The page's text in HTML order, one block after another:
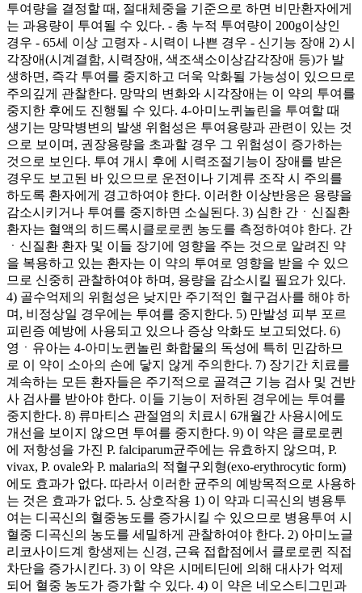
투여량을 결정할 때, 절대체중을 기준으로 하면 비만환자에게
는 과용량이 투여될 수 있다. - 총 누적 투여량이 200g이상인
경우 - 65세 이상 고령자 - 시력이 나쁜 경우 - 신기능 장애 2) 시
각장애(시계결함, 시력장애, 색조색소이상감각장애 등)가 발
생하면, 즉각 투여를 중지하고 더욱 악화될 가능성이 있으므로
주의깊게 관찰한다. 망막의 변화와 시각장애는 이 약의 투여를
중지한 후에도 진행될 수 있다. 4-아미노퀴놀린을 투여할 때
생기는 망막병변의 발생 위험성은 투여용량과 관련이 있는 것
으로 보이며, 권장용량을 초과할 경우 그 위험성이 증가하는
것으로 보인다. 투여 개시 후에 시력조절기능이 장애를 받은
경우도 보고된 바 있으므로 운전이나 기계류 조작 시 주의를
하도록 환자에게 경고하여야 한다. 이러한 이상반응은 용량을
감소시키거나 투여를 중지하면 소실된다. 3) 심한 간ㆍ신질환
환자는 혈액의 히드록시클로로퀸 농도를 측정하여야 한다. 간
ㆍ신질환 환자 및 이들 장기에 영향을 주는 것으로 알려진 약
을 복용하고 있는 환자는 이 약의 투여로 영향을 받을 수 있으
므로 신중히 관찰하여야 하며, 용량을 감소시킬 필요가 있다.
4) 골수억제의 위험성은 낮지만 주기적인 혈구검사를 해야 하
며, 비정상일 경우에는 투여를 중지한다. 5) 만발성 피부 포르
피린증 예방에 사용되고 있으나 증상 악화도 보고되었다. 6)
영ㆍ유아는 4-아미노퀸놀린 화합물의 독성에 특히 민감하므
로 이 약이 소아의 손에 닿지 않게 주의한다. 7) 장기간 치료를
계속하는 모든 환자들은 주기적으로 골격근 기능 검사 및 건반
사 검사를 받아야 한다. 이들 기능이 저하된 경우에는 투여를
중지한다. 8) 류마티스 관절염의 치료시 6개월간 사용시에도
개선을 보이지 않으면 투여를 중지한다. 9) 이 약은 클로로퀸
에 저항성을 가진 P. falciparum균주에는 유효하지 않으며, P.
vivax, P. ovale와 P. malaria의 적혈구외형(exo-erythrocytic form)
에도 효과가 없다. 따라서 이러한 균주의 예방목적으로 사용하
는 것은 효과가 없다. 5. 상호작용 1) 이 약과 디곡신의 병용투
여는 디곡신의 혈중농도를 증가시킬 수 있으므로 병용투여 시
혈중 디곡신의 농도를 세밀하게 관찰하여야 한다. 2) 아미노글
리코사이드계 항생제는 신경, 근육 접합점에서 클로로퀸 직접
차단을 증가시킨다. 3) 이 약은 시메티딘에 의해 대사가 억제
되어 혈중 농도가 증가할 수 있다. 4) 이 약은 네오스티그민과